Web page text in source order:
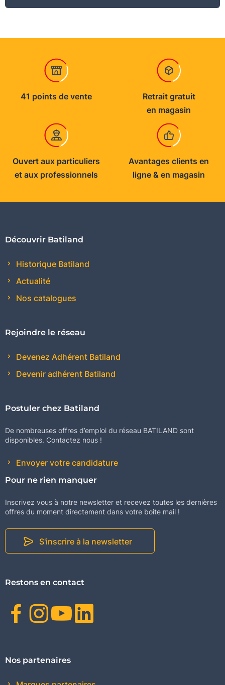
41 points de vente
Retrait gratuit
en magasin
Ouvert aux particuliers
et aux professionnels
Avantages clients en
ligne & en magasin
Découvrir Batiland
Historique Batiland
Actualité
Nos catalogues
Rejoindre le réseau
Devenez Adhérent Batiland
Devenir adhérent Batiland
Postuler chez Batiland
De nombreuses offres d’emploi du réseau BATILAND sont
disponibles. Contactez nous !
Envoyer votre candidature
Pour ne rien manquer
Inscrivez vous à notre newsletter et recevez toutes les dernières
offres du moment directement dans votre boite mail !
S'inscrire à la newsletter
Restons en contact
Facebook
Instagram
Youtube
Nos partenaires